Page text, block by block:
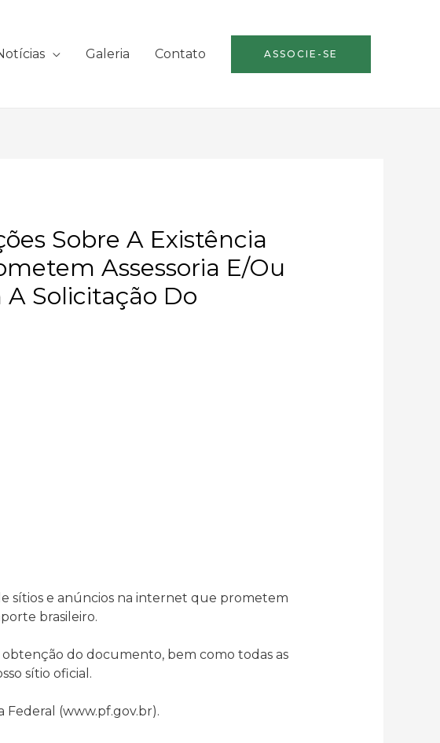
Galeria Contato ASSOCIE-SE
Sobre A Existência
Assessoria E/ou
Solicitação Do
sítios e anúncios na internet que prometem
brasileiro.
do documento, bem como todas as
sítio oficial.
Federal (www.pf.gov.br).